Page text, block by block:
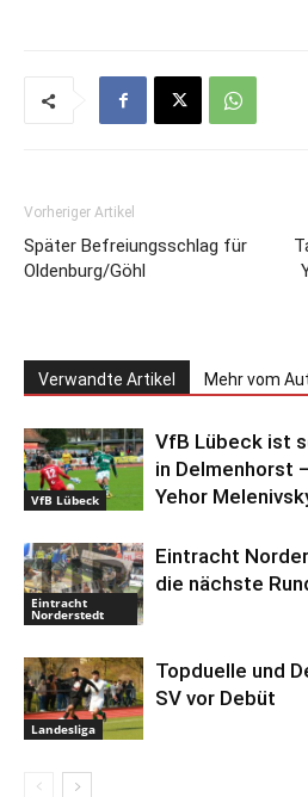
Vorheriger Artikel
Später Befreiungsschlag für
Oldenburg/Göhl
Verwandte Artikel Mehr vom
VfB Lübeck
VfB Lübeck ist
in Delmenhorst
Yehor
Eintracht
Norderstedt
Eintracht
die nächste
Landesliga
Topduelle und
SV vor Debüt